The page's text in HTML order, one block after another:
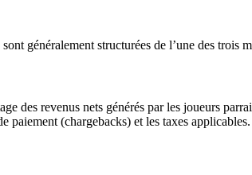
généralement structurées de l’une des trois
des revenus nets générés par les joueurs
paiement (chargebacks) et les taxes